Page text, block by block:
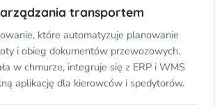
transportem
które automatyzuje planowanie
i obieg dokumentów przewozowych.
w chmurze, integruje się z ERP i WMS
aplikację dla kierowców i spedytorów.